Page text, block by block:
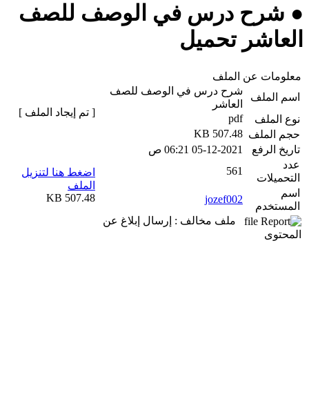
● شرح درس في الوصف للصف
العاشر تحميل
معلومات عن الملف
اسم الملف
شرح درس في الوصف للصف
العاشر
نوع الملف
pdf
حجم الملف 507.48 KB
تاريخ الرفع
05-12-2021 06:21 ص
عدد
التحميلات
561
اسم
المستخدم
jozef002
ملف مخالف : إرسال إبلاغ عن
المحتوى
[ تم إيجاد الملف ]
اضغط هنا لتنزيل
الملف
507.48 KB